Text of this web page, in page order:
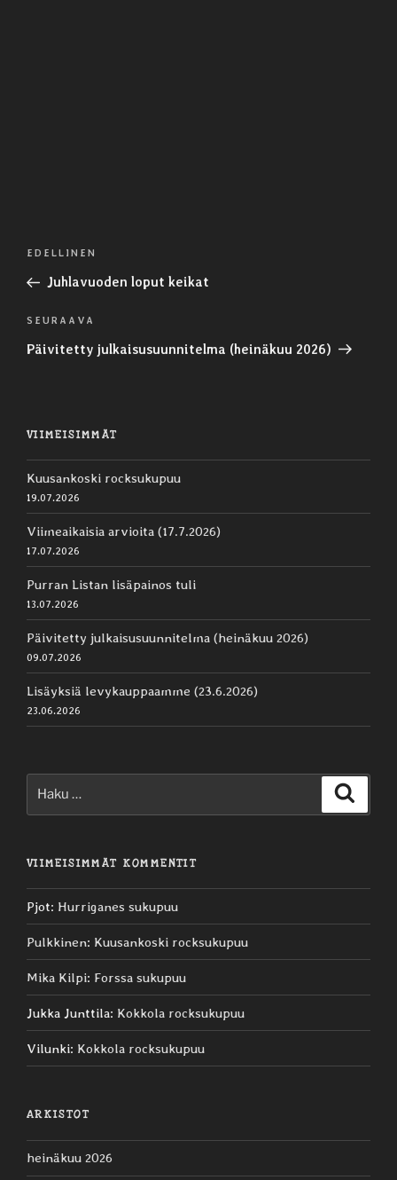
Artikkelien
Edellinen
artikkeli
EDELLINEN
Juhlavuoden loput keikat
Seuraava
artikkeli
SEURAAVA
Päivitetty julkaisusuunnitelma (heinäkuu 2026)
VIIMEISIMMÄT
Kuusankoski rocksukupuu
19.07.2026
Viimeaikaisia arvioita (17.7.2026)
17.07.2026
Purran Listan lisäpainos tuli
13.07.2026
Päivitetty julkaisusuunnitelma (heinäkuu 2026)
09.07.2026
Lisäyksiä levykauppaamme (23.6.2026)
23.06.2026
VIIMEISIMMÄT KOMMENTIT
Pjot: Hurriganes sukupuu
Pulkkinen: Kuusankoski rocksukupuu
Mika Kilpi: Forssa sukupuu
Jukka Junttila: Kokkola rocksukupuu
Vilunki: Kokkola rocksukupuu
ARKISTOT
heinäkuu 2026